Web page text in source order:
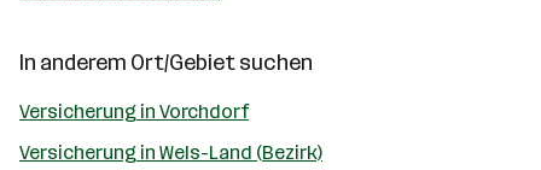
In anderem Ort/Gebiet suchen
Versicherung in Vorchdorf
Versicherung in Wels-Land (Bezirk)